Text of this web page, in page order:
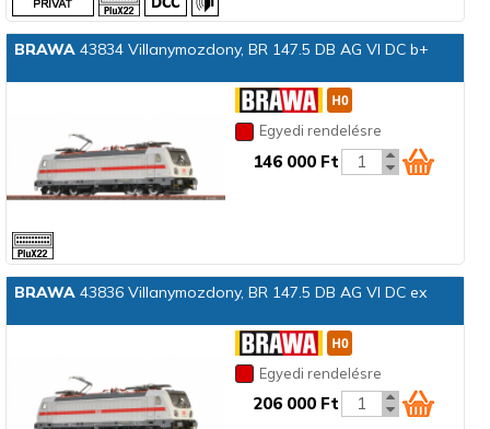
BRAWA43834 Villanymozdony, BR 147.5 DB AG VI DC b+
Egyedi rendelésre
146 000 Ft
BRAWA43836 Villanymozdony, BR 147.5 DB AG VI DC ex
Egyedi rendelésre
206 000 Ft